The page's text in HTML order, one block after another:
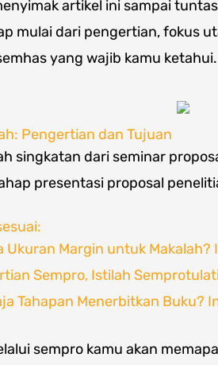
artikel ini sampai
mulai dari pengertian, fokus
yang wajib kamu ketahui.
Pengertian dan Tujuan
singkatan dari seminar
presentasi proposal
Ukuran Margin untuk Makalah?
Sempro, Istilah
Tahapan Menerbitkan Buku?
sempro kamu akan